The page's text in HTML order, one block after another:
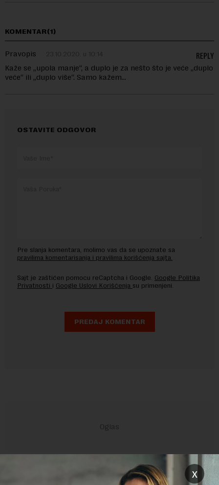
KOMENTAR(1)
Pravopis 23.10.2020. u 10:14
Kaže se „upola manje“, a duplo je za nešto što je veće „duplo
veće“ ili „duplo više“. Samo kažem…
REPLY
OSTAVITE ODGOVOR
Pre slanja komentara, molimo vas da se upoznate sa
pravilima komentarisanja i pravilima korišćenja sajta.
Sajt je zaštićen pomocu reCaptcha i Google. Google Politika
Privatnosti i Google Uslovi Korišćenja su primenjeni.
x